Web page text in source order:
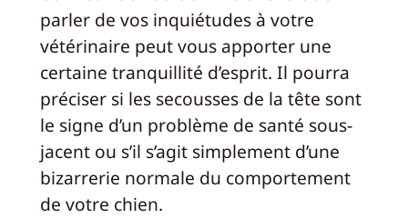
parler de vos inquiétudes à votre
vétérinaire peut vous apporter une
certaine tranquillité d’esprit. Il pourra
préciser si les secousses de la tête sont
le signe d’un problème de santé sous-
jacent ou s’il s’agit simplement d’une
bizarrerie normale du comportement
de votre chien.